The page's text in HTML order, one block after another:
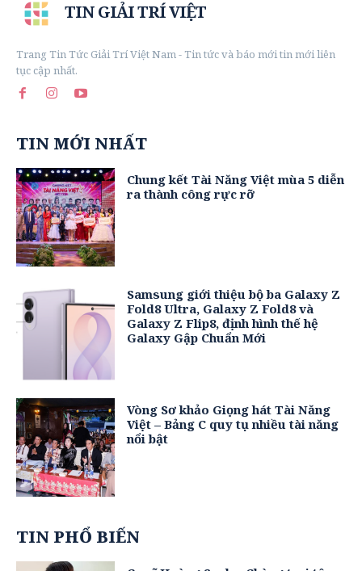
TIN GIẢI TRÍ VIỆT
Trang Tin Tức Giải Trí Việt Nam - Tin tức và báo mới tin mới liên
tục cập nhất.
TIN MỚI NHẤT
Chung kết Tài Năng Việt mùa 5 diễn
ra thành công rực rỡ
Samsung giới thiệu bộ ba Galaxy Z
Fold8 Ultra, Galaxy Z Fold8 và
Galaxy Z Flip8, định hình thế hệ
Galaxy Gập Chuẩn Mới
Vòng Sơ khảo Giọng hát Tài Năng
Việt – Bảng C quy tụ nhiều tài năng
nổi bật
TIN PHỔ BIẾN